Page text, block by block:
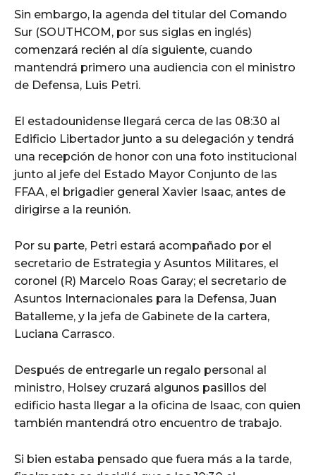
Sin embargo, la agenda del titular del Comando
Sur (SOUTHCOM, por sus siglas en inglés)
comenzará recién al día siguiente, cuando
mantendrá primero una audiencia con el ministro
de Defensa, Luis Petri.
El estadounidense llegará cerca de las 08:30 al
Edificio Libertador junto a su delegación y tendrá
una recepción de honor con una foto institucional
junto al jefe del Estado Mayor Conjunto de las
FFAA, el brigadier general Xavier Isaac, antes de
dirigirse a la reunión.
Por su parte, Petri estará acompañado por el
secretario de Estrategia y Asuntos Militares, el
coronel (R) Marcelo Roas Garay; el secretario de
Asuntos Internacionales para la Defensa, Juan
Batalleme, y la jefa de Gabinete de la cartera,
Luciana Carrasco.
Después de entregarle un regalo personal al
ministro, Holsey cruzará algunos pasillos del
edificio hasta llegar a la oficina de Isaac, con quien
también mantendrá otro encuentro de trabajo.
Si bien estaba pensado que fuera más a la tarde,